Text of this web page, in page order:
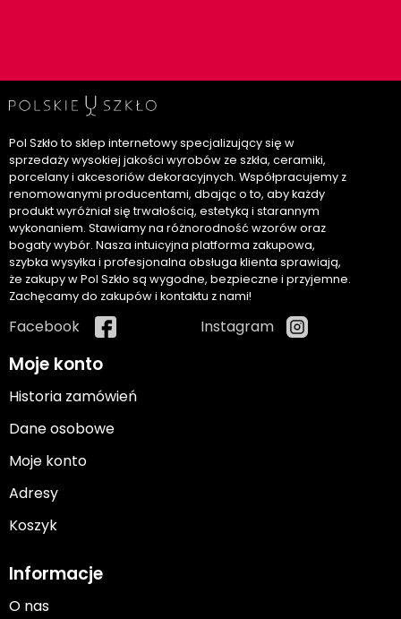
Pol Szkło to sklep internetowy specjalizujący się w
sprzedaży wysokiej jakości wyrobów ze szkła, ceramiki,
porcelany i akcesoriów dekoracyjnych. Współpracujemy z
renomowanymi producentami, dbając o to, aby każdy
produkt wyróżniał się trwałością, estetyką i starannym
wykonaniem. Stawiamy na różnorodność wzorów oraz
bogaty wybór. Nasza intuicyjna platforma zakupowa,
szybka wysyłka i profesjonalna obsługa klienta sprawiają,
że zakupy w Pol Szkło są wygodne, bezpieczne i przyjemne.
Zachęcamy do zakupów i kontaktu z nami!
Facebook Instagram
Moje konto
Historia zamówień
Dane osobowe
Moje konto
Adresy
Koszyk
Informacje
O nas